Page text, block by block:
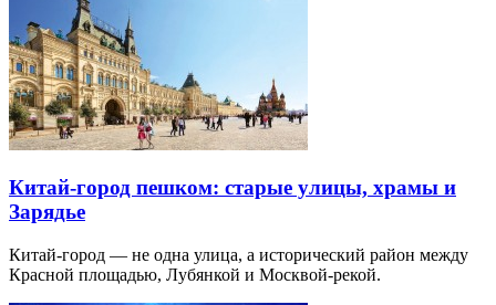
Китай-город пешком: старые улицы, храмы и
Зарядье
Китай-город — не одна улица, а исторический район между
Красной площадью, Лубянкой и Москвой-рекой.